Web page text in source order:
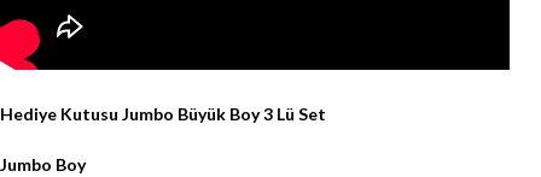
Hediye Kutusu Jumbo Büyük Boy 3 Lü Set
Jumbo Boy